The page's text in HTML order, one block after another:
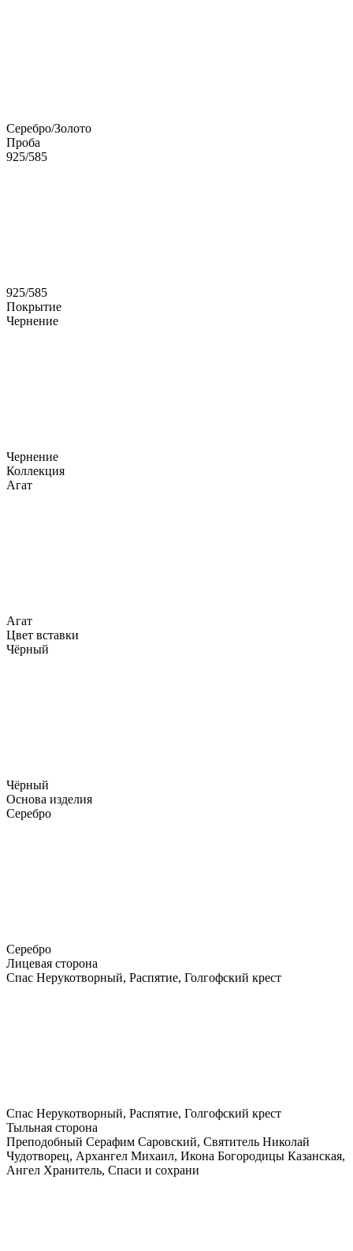
Серебро/Золото
Проба
925/585
925/585
Покрытие
Чернение
Чернение
Коллекция
Агат
Агат
Цвет вставки
Чёрный
Чёрный
Основа изделия
Серебро
Серебро
Лицевая сторона
Спас Нерукотворный, Распятие, Голгофский крест
Спас Нерукотворный, Распятие, Голгофский крест
Тыльная сторона
Преподобный Серафим Саровский, Святитель Николай
Чудотворец, Архангел Михаил, Икона Богородицы Казанская,
Ангел Хранитель, Спаси и сохрани